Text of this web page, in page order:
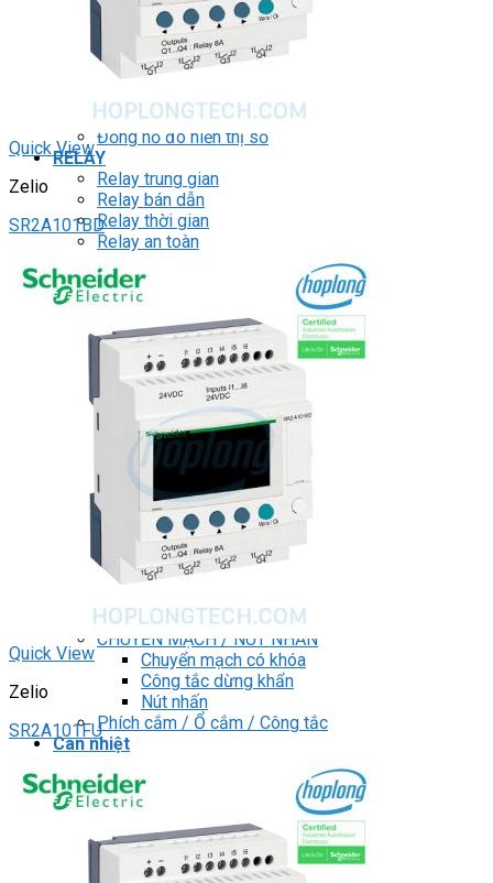
ĐỒNG HỒ ĐO
Đồng hồ Counter
Đồng hồ Timer
Đồng hồ Counter/Timer
Đồng hồ đo xung/ tốc độ
Đồng hồ đo hiển thị số
RELAY
Relay trung gian
Relay bán dẫn
Relay thời gian
Relay an toàn
Relay bảo vệ động cơ 3P
THIẾT BỊ ĐÓNG CẮT
Contactor
DRIVER / MOTOR SERVO
LOGIC RELAY
Zelio
BỘ NGUỒN DC
Robot KUKA
Light Star
DRIVER / MOTOR STEP
ĐÈN BÁO
Đèn báo quay
Đèn báo panel tròn
Đèn báo khác
CHUYỂN MẠCH / NÚT NHẤN
Chuyển mạch có khóa
Công tắc dừng khẩn
Nút nhấn
Phích cắm / Ổ cắm / Công tắc
Can nhiệt
Tìm
kiếm:
Quick View
Zelio
SR2A101BD
Quick View
Zelio
SR2A101FU